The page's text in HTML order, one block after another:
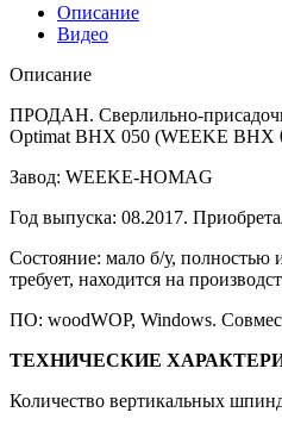
Описание
Видео
Описание
ПРОДАН. Сверлильно-
Optimat BHX 050 (WEEKE BHX
Завод: WEEKE-HOMAG
Год выпуска: 08.2017.
Состояние: мало б/у,
требует, находится на
ПО: woodWOP, Windows.
ТЕХНИЧЕСКИЕ
Количество вертикальных